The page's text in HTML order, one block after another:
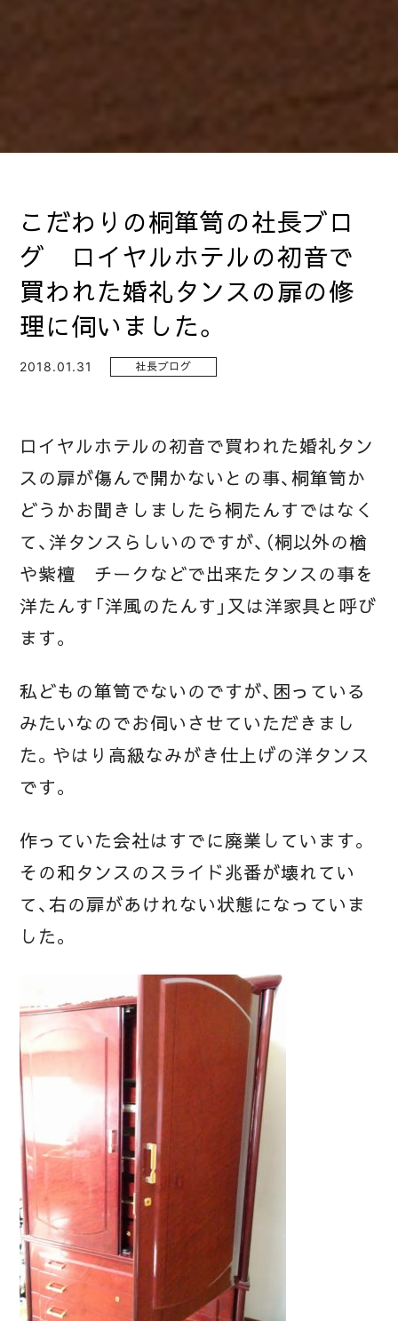
こだわりの桐箪笥の社長ブロ
グ ロイヤルホテルの初音で
買われた婚礼タンスの扉の修
理に伺いました。
2018.01.31 社長ブログ
ロイヤルホテルの初音で買われた婚礼タン
スの扉が傷んで開かないとの事、桐箪笥か
どうかお聞きしましたら桐たんすではなく
て、洋タンスらしいのですが、（桐以外の楢
や紫檀 チークなどで出来たタンスの事を
洋たんす「洋風のたんす」又は洋家具と呼び
ます。
私どもの箪笥でないのですが、困っている
みたいなのでお伺いさせていただきまし
た。やはり高級なみがき仕上げの洋タンス
です。
作っていた会社はすでに廃業しています。
その和タンスのスライド兆番が壊れてい
て、右の扉があけれない状態になっていま
した。